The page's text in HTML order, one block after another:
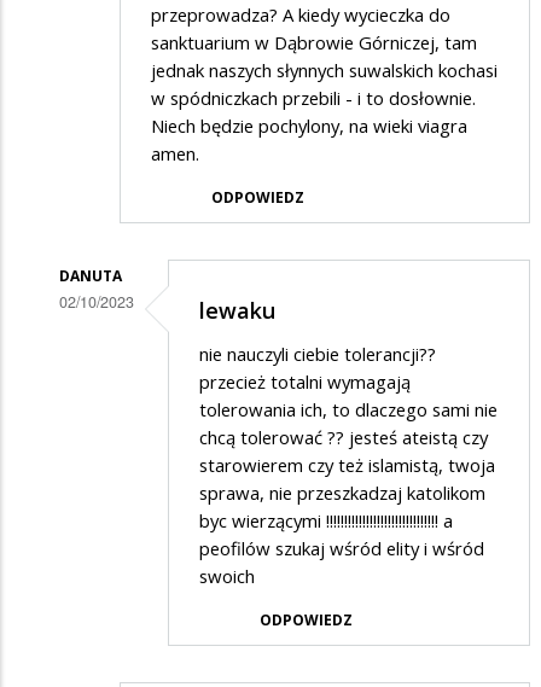
przeprowadza? A kiedy wycieczka do
sanktuarium w Dąbrowie Górniczej, tam
jednak naszych słynnych suwalskich kochasi
w spódniczkach przebili - i to dosłownie.
Niech będzie pochylony, na wieki viagra
amen.
ODPOWIEDZ
DANUTA
02/10/2023 lewaku
nie nauczyli ciebie tolerancji??
przecież totalni wymagają
tolerowania ich, to dlaczego sami nie
chcą tolerować ?? jesteś ateistą czy
starowierem czy też islamistą, twoja
sprawa, nie przeszkadzaj katolikom
byc wierzącymi !!!!!!!!!!!!!!!!!!!!!!!!!!!!!!! a
peofilów szukaj wśród elity i wśród
swoich
ODPOWIEDZ